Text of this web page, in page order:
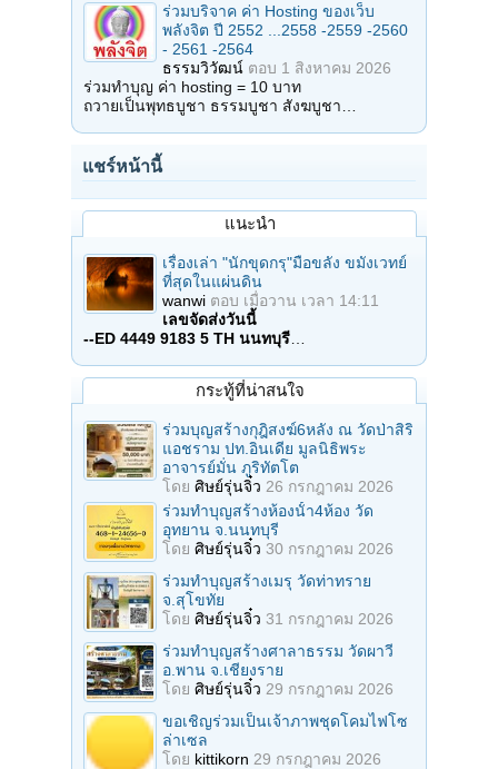
ร่วมบริจาค ค่า Hosting ของเว็บ
พลังจิต ปี 2552 ...2558 -2559 -2560
- 2561 -2564
ธรรมวิวัฒน์ ตอบ 1 สิงหาคม 2026
ร่วมทำบุญ ค่า hosting = 10 บาท
ถวายเป็นพุทธบูชา ธรรมบูชา สังฆบูชา…
แชร์หน้านี้
แนะนำ
เรื่องเล่า "นักขุดกรุ"มือขลัง ขมังเวทย์
ที่สุดในแผ่นดิน
wanwi ตอบ เมื่อวาน เวลา 14:11
เลขจัดส่งวันนี้
--ED 4449 9183 5 TH นนทบุรี
กระทู้ที่น่าสนใจ
ร่วมบุญสร้างกุฎิสงฆ์6หลัง ณ วัดป่าสิริ
แอชราม ปท.อินเดีย มูลนิธิพระ
อาจารย์มั่น ภูริทัตโต
โดย ศิษย์รุ่นจิ๋ว 26 กรกฎาคม 2026
ร่วมทําบุญสร้างห้องนั้า4ห้อง วัด
อุทยาน จ.นนทบุรี
โดย ศิษย์รุ่นจิ๋ว 30 กรกฎาคม 2026
ร่วมทําบุญสร้างเมรุ วัดท่าทราย
จ.สุโขทัย
โดย ศิษย์รุ่นจิ๋ว 31 กรกฎาคม 2026
ร่วมทําบุญสร้างศาลาธรรม วัดผาวี
อ.พาน จ.เชียงราย
โดย ศิษย์รุ่นจิ๋ว 29 กรกฎาคม 2026
ขอเชิญร่วมเป็นเจ้าภาพชุดโคมไฟโซ
ล่าเซล
โดย kittikorn 29 กรกฎาคม 2026